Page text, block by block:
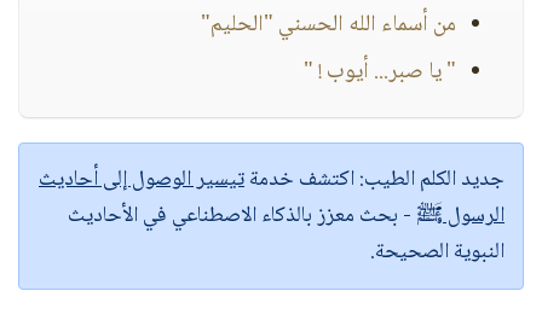
من أسماء الله الحسني "الحليم"
" يا صبر... أيوب ! "
جديد الكلم الطيب:اكتشف خدمةتيسير الوصول إلى أحاديث
الرسول ﷺ - بحث معزز بالذكاء الاصطناعي في الأحاديث
النبوية الصحيحة.